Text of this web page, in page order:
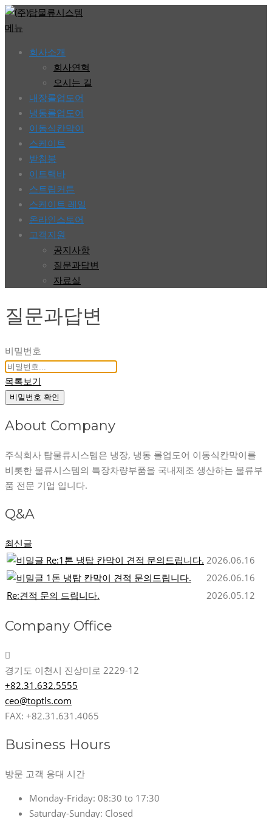
콘
텐
메뉴
회사소개
회사연혁
오시는 길
내장롤업도어
냉동롤업도어
이동식칸막이
스케이트
받침봉
이트랙바
스트립커튼
스케이트 레일
온라인스토어
고객지원
공지사항
질문과답변
자료실
질문과답변
비밀번호
목록보기
비밀번호 확인
About Company
주식회사 탑물류시스템은 냉장, 냉동 롤업도어 이동식칸막이를
비롯한 물류시스템의 특장차량부품을 국내제조 생산하는 물류부
품 전문 기업 입니다.
Q&A
최신글
Re:1톤 냉탑 칸막이 견적 문의드립니다. 2026.06.16
1톤 냉탑 칸막이 견적 문의드립니다.
2026.06.16
Re:견적 문의 드립니다.
2026.05.12
Company Office
경기도 이천시 진상미로 2229-12
+82.31.632.5555
ceo@toptls.com
FAX: +82.31.631.4065
Business Hours
방문 고객 응대 시간
Monday-Friday: 08:30 to 17:30
Saturday-Sunday: Closed